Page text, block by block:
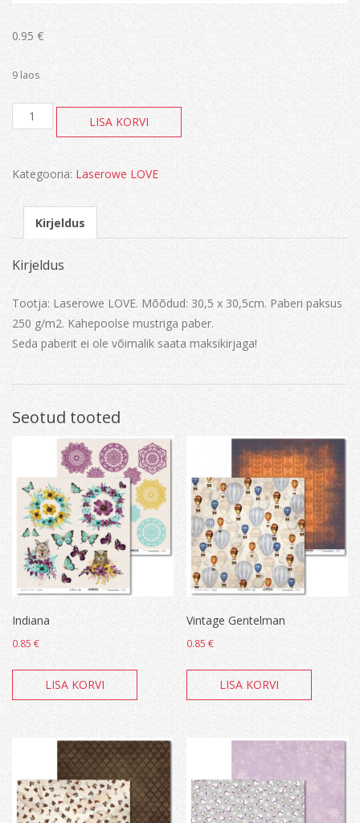
0.95 €
9 laos
Sweet
Baby
LISA KORVI
Kategooria: Laserowe LOVE
Kirjeldus
Kirjeldus
Tootja: Laserowe LOVE. Mõõdud: 30,5 x 30,5cm. Paberi paksus
250 g/m2. Kahepoolse mustriga paber.
Seda paberit ei ole võimalik saata maksikirjaga!
Seotud tooted
Indiana
0.85 €
LISA KORVI
Vintage Gentelman
0.85€
LISA KORVI